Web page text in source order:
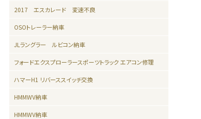
2017 エスカレード 変速不良
OSOトレーラー納車
JLラングラー ルビコン納車
フォードエクスプローラースポーツトラック エアコン修理
ハマーH1 リバーススイッチ交換
HMMWV納車
HMMWV納車